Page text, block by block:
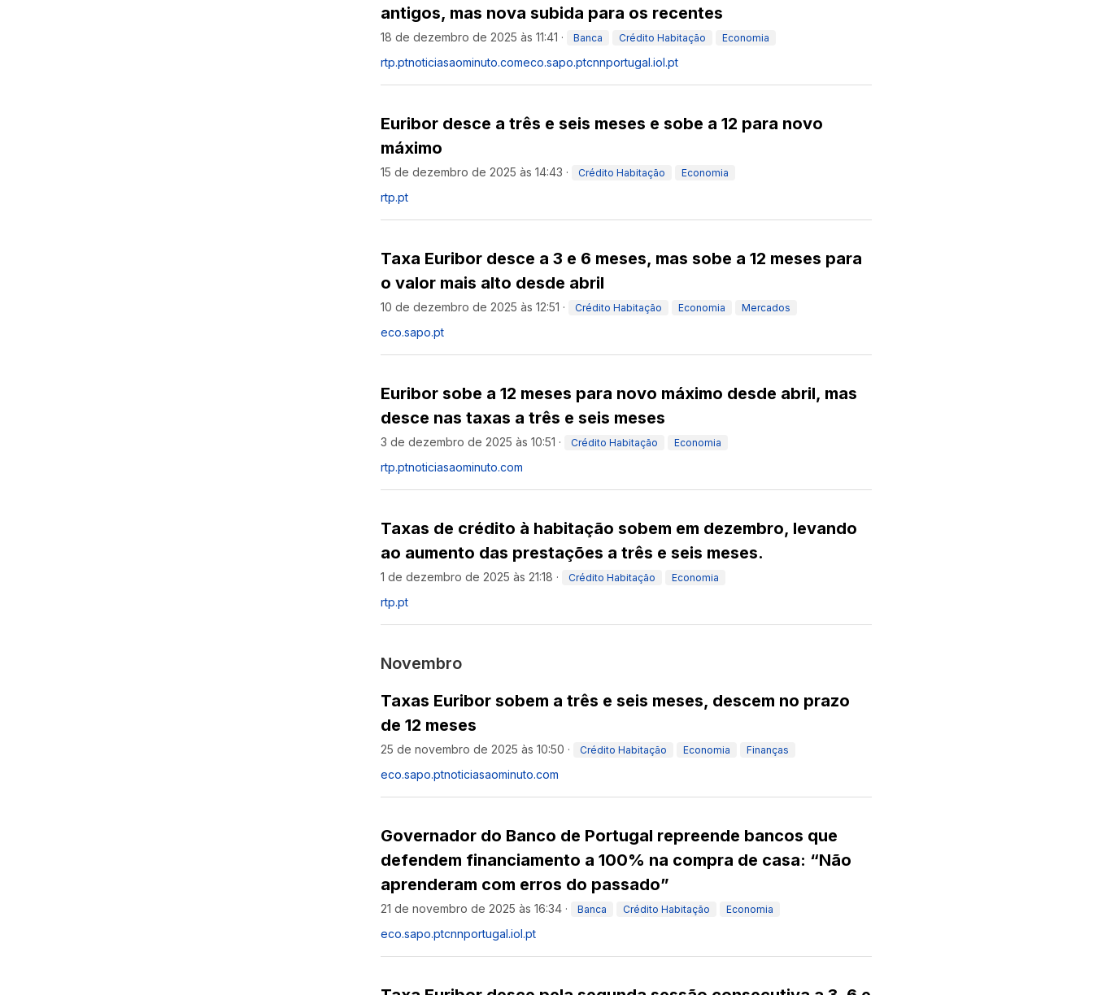
antigos, mas nova subida para os recentes
18 de dezembro de 2025 às 11:41 · Banca Crédito Habitação Economia
rtp.ptnoticiasaominuto.comeco.sapo.ptcnnportugal.iol.pt
Euribor desce a três e seis meses e sobe a 12 para novo
máximo
15 de dezembro de 2025 às 14:43 · Crédito Habitação Economia
rtp.pt
Taxa Euribor desce a 3 e 6 meses, mas sobe a 12 meses para
o valor mais alto desde abril
10 de dezembro de 2025 às 12:51 · Crédito Habitação Economia Mercados
eco.sapo.pt
Euribor sobe a 12 meses para novo máximo desde abril, mas
desce nas taxas a três e seis meses
3 de dezembro de 2025 às 10:51 · Crédito Habitação Economia
rtp.ptnoticiasaominuto.com
Taxas de crédito à habitação sobem em dezembro, levando
ao aumento das prestações a três e seis meses.
1 de dezembro de 2025 às 21:18 · Crédito Habitação Economia
rtp.pt
Novembro
Taxas Euribor sobem a três e seis meses, descem no prazo
de 12 meses
25 de novembro de 2025 às 10:50 · Crédito Habitação Economia Finanças
eco.sapo.ptnoticiasaominuto.com
Governador do Banco de Portugal repreende bancos que
defendem financiamento a 100% na compra de casa: “Não
aprenderam com erros do passado”
21 de novembro de 2025 às 16:34 · Banca Crédito Habitação Economia
eco.sapo.ptcnnportugal.iol.pt